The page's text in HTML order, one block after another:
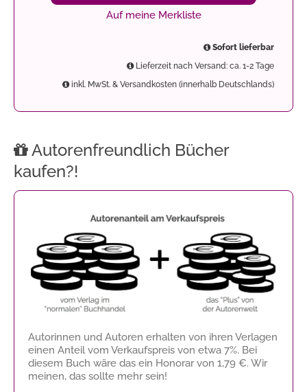
Auf meine Merkliste
Sofort lieferbar
Lieferzeit nach Versand: ca. 1-2 Tage
inkl. MwSt. & Versandkosten (innerhalb Deutschlands)
Autorenfreundlich Bücher
kaufen?!
Autorinnen und Autoren erhalten von ihren Verlagen
einen Anteil vom Verkaufspreis von etwa 7%. Bei
diesem Buch wäre das ein Honorar von 1,79 €. Wir
meinen, das sollte mehr sein!